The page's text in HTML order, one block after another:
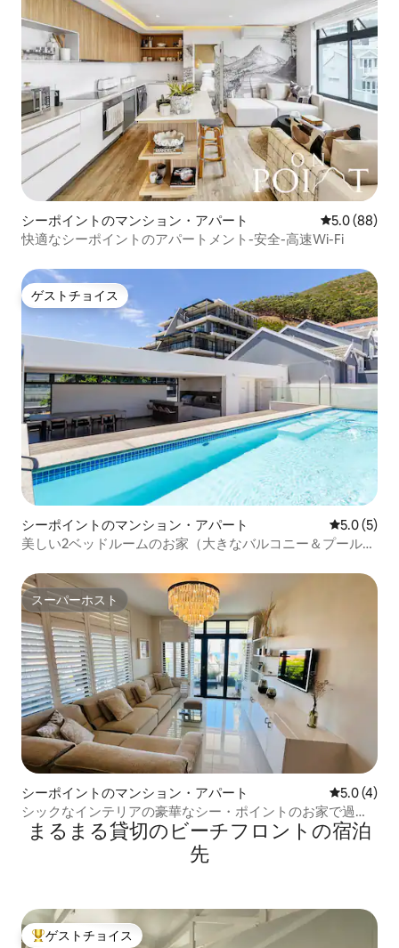
シーポイントのマンション・アパート レビュー88
5.0 (88)
快適なシーポイントのアパートメント-安全-高速Wi-Fi
ゲストチョイス
ゲストチョイス
シーポイントのマンション・アパート レビュー5
5.0 (5)
美しい2ベッドルームのお家（大きなバルコニー＆プール利
スーパーホスト
スーパーホスト
シーポイントのマンション・アパート レビュー4
5.0 (4)
シックなインテリアの豪華なシー・ポイントのお家で過ご
そう
まるまる貸切のビーチフロントの宿泊
先
大好評のゲストチョイスです。
ゲストチョイス